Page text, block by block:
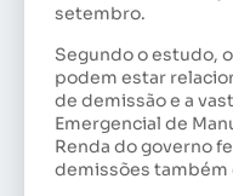
setembro.
Segundo o estudo,
podem estar
de demissão e a
Emergencial de
Renda do governo
demissões também